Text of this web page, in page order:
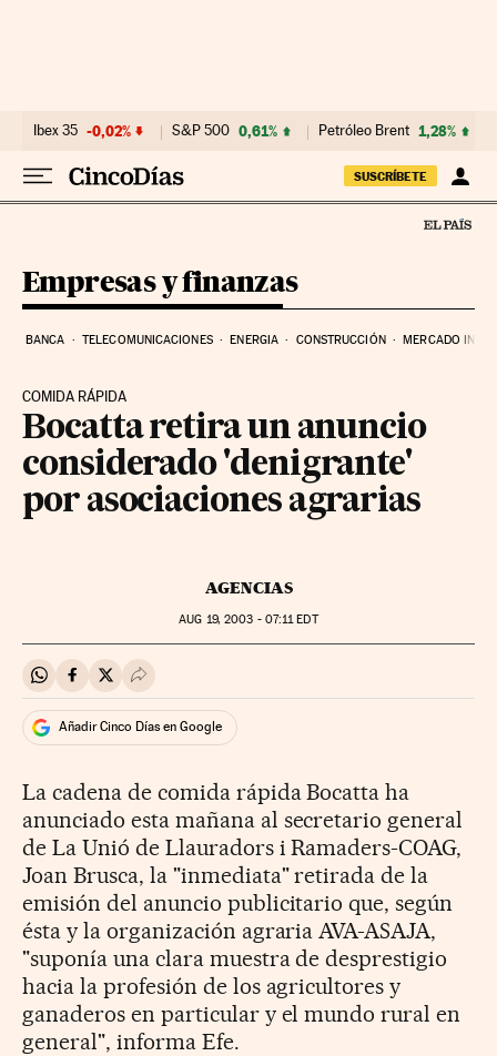
Ibex 35 -0,02% S&P 500 0,61% Petróleo Brent 1,28%
SUSCRÍBETE
Empresas y finanzas
BANCA TELECOMUNICACIONES ENERGIA CONSTRUCCIÓN MERCADO
COMIDA RÁPIDA
Bocatta retira un anuncio
considerado 'denigrante'
por asociaciones agrarias
AGENCIAS
AUG 19, 2003 - 07:11 EDT
Compartir en Whatsapp
Compartir en Facebook
Compartir en Twitter
Desplegar Redes Sociales
Añadir Cinco Días en Google
La cadena de comida rápida Bocatta ha
anunciado esta mañana al secretario general
de La Unió de Llauradors i Ramaders-COAG,
Joan Brusca, la "inmediata" retirada de la
emisión del anuncio publicitario que, según
ésta y la organización agraria AVA-ASAJA,
"suponía una clara muestra de desprestigio
hacia la profesión de los agricultores y
ganaderos en particular y el mundo rural en
general", informa Efe.